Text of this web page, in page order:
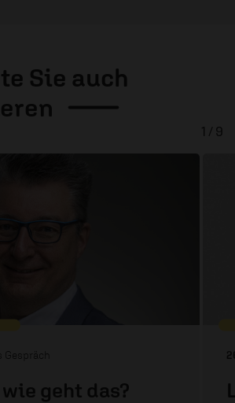
Sie auch
Gespräch
geht das?
1 / 9